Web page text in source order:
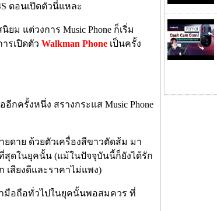
ตอนเปิดตัวนี่แหละ
แต่วงการ Music Phone ก็เริ่ม
รเปิดตัว Walkman Phone เป็นครั้ง
กครั้งหนึ่ง สรางกระแส Music Phone
ยดาย ด้วยตัวเครื่องสีขาวตัดส้ม มา
ดในยุคนั้น (แม้ในปัจจุบันนี้ก็ยังได้รัก
เสียงดีและราคาไม่แพง)
ว่ามือถือทั่วไปในยุคนั้นพอสมควร ที่